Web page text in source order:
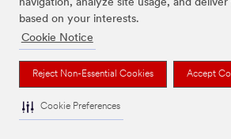
navigation, analyze site usage, and
based on your interests.
Cookie Notice
Reject Non-Essential Cookies Accept
Cookie Preferences